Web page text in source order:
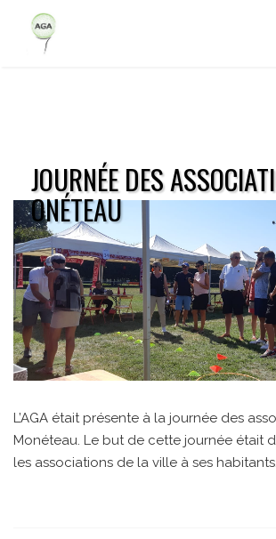
JOURNÉE DES
ONÉTEAU
L’AGA était présente à la journée des
Monéteau. Le but de cette journée était
les associations de la ville à ses habitants.